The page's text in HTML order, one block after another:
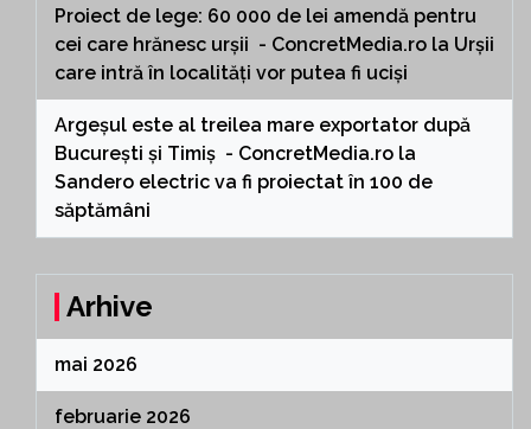
Proiect de lege: 60 000 de lei amendă pentru
cei care hrănesc urșii - ConcretMedia.ro la Urșii
care intră în localități vor putea fi uciși
Argeșul este al treilea mare exportator după
București și Timiș - ConcretMedia.ro la
Sandero electric va fi proiectat în 100 de
săptămâni
Arhive
mai 2026
februarie 2026